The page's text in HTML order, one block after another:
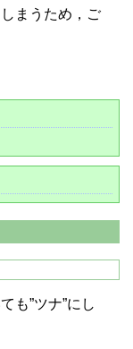
まうため，ご
も”ツナ”にし